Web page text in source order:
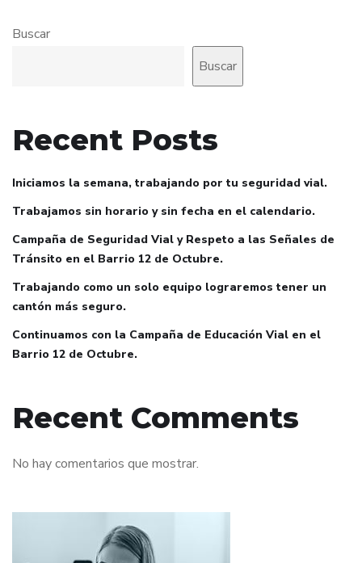
Buscar
Buscar
Recent Posts
Iniciamos la semana, trabajando por tu seguridad vial.
Trabajamos sin horario y sin fecha en el calendario.
Campaña de Seguridad Vial y Respeto a las Señales de
Tránsito en el Barrio 12 de Octubre.
Trabajando como un solo equipo lograremos tener un
cantón más seguro.
Continuamos con la Campaña de Educación Vial en el
Barrio 12 de Octubre.
Recent Comments
No hay comentarios que mostrar.